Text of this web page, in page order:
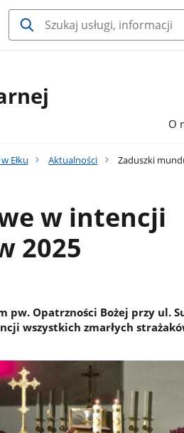
O
Ełku Aktualności Zaduszki
w intencji
2025
pw. Opatrzności Bożej przy ul.
wszystkich zmarłych